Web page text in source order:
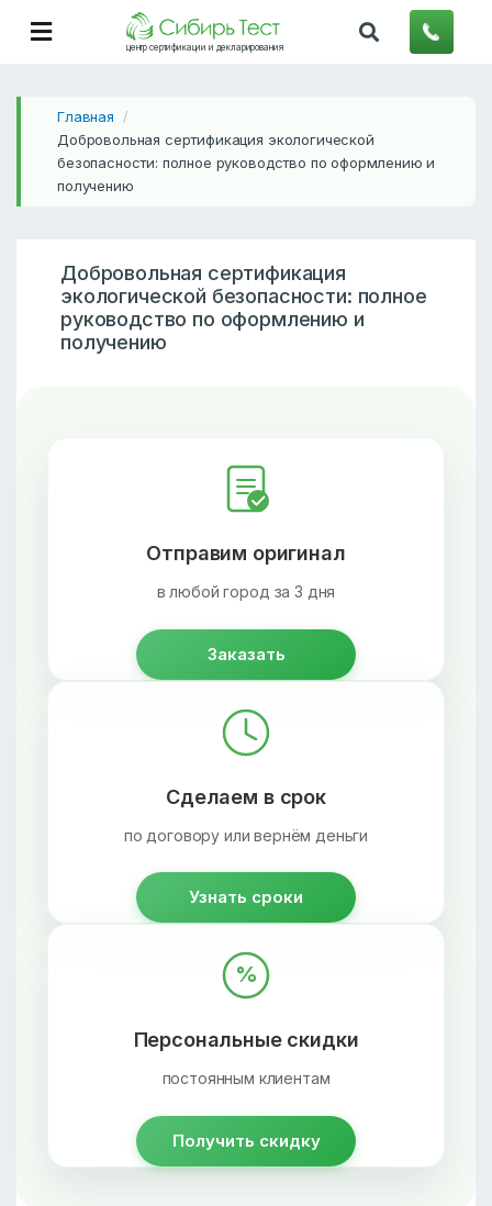
центр сертификации и декларирования
Главная /
Добровольная сертификация экологической
безопасности: полное руководство по оформлению и
получению
Добровольная сертификация
экологической безопасности: полное
руководство по оформлению и
получению
Отправим оригинал
в любой город за 3 дня
Заказать
Сделаем в срок
по договору или вернём деньги
Узнать сроки
%
Персональные скидки
постоянным клиентам
Получить скидку